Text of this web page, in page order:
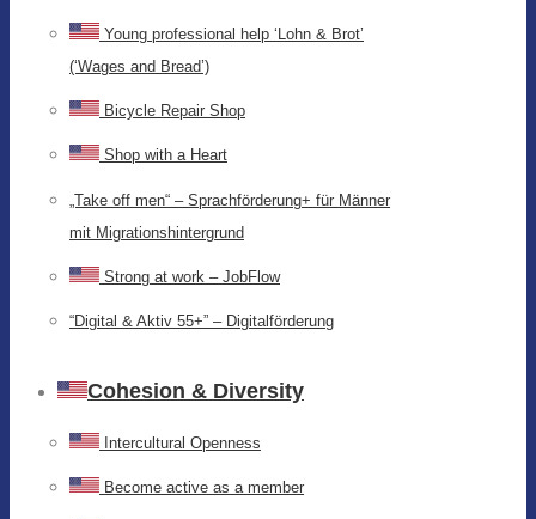
Young professional help ‘Lohn & Brot’
(‘Wages and Bread’)
Bicycle Repair Shop
Shop with a Heart
„Take off men“ – Sprachförderung+ für Männer
mit Migrationshintergrund
Strong at work – JobFlow
“Digital & Aktiv 55+” – Digitalförderung
Cohesion & Diversity
Intercultural Openness
Become active as a member